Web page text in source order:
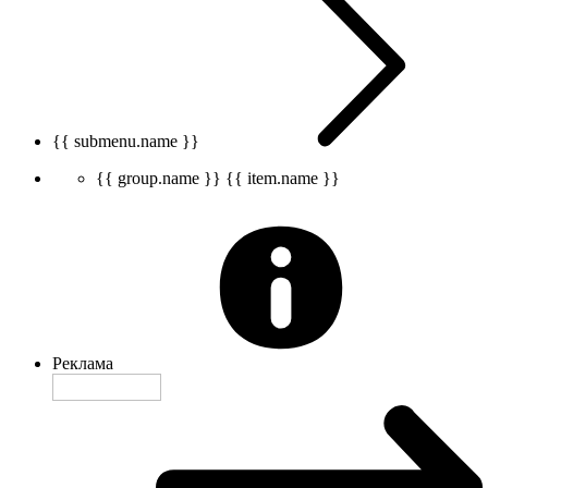
{{ submenu.name }}
{{ group.name }} {{ item.name }}
Реклама